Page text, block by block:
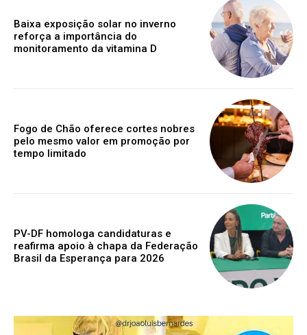
Baixa exposição solar no inverno
reforça a importância do
monitoramento da vitamina D
Fogo de Chão oferece cortes nobres
pelo mesmo valor em promoção por
tempo limitado
PV-DF homologa candidaturas e
reafirma apoio à chapa da Federação
Brasil da Esperança para 2026